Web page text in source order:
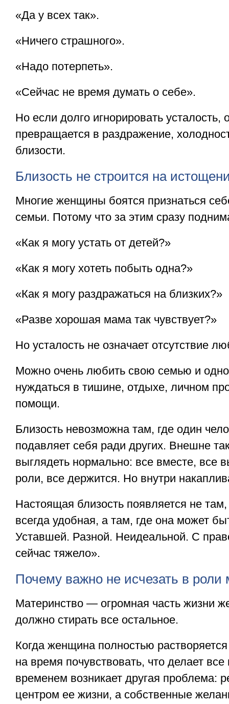
«Да у всех так».
«Ничего страшного».
«Надо потерпеть».
«Сейчас не время думать о себе».
Но если долго игнорировать усталость,
превращается в раздражение,
близости.
Близость не строится на
Многие женщины боятся признаться
семьи. Потому что за этим сразу
«Как я могу устать от детей?»
«Как я могу хотеть побыть одна?»
«Как я могу раздражаться на близких?»
«Разве хорошая мама так чувствует?»
Но усталость не означает отсутствие
Можно очень любить свою семью и
нуждаться в тишине, отдыхе, личном
помощи.
Близость невозможна там, где один
подавляет себя ради других. Внешне
выглядеть нормально: все вместе, все
роли, все держится. Но внутри
Настоящая близость появляется не
всегда удобная, а там, где она может
Уставшей. Разной. Неидеальной. С
сейчас тяжело».
Почему важно не исчезать в
Материнство — огромная часть жизни
должно стирать все остальное.
Когда женщина полностью
на время почувствовать, что делает
временем возникает другая проблема:
центром ее жизни, а собственные